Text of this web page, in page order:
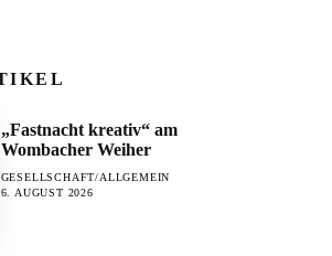
„Fastnacht kreativ“ am
Wombacher Weiher
GESELLSCHAFT/ALLGEMEIN
6. AUGUST 2026